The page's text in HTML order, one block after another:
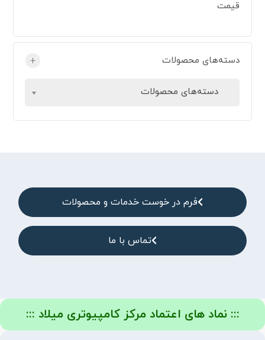
قیمت
دسته‌های محصولات +
دسته‌های محصولات
فرم در خوست خدمات و محصولات
تماس با ما
::: نماد های اعتماد مرکز کامپیوتری میلاد :::